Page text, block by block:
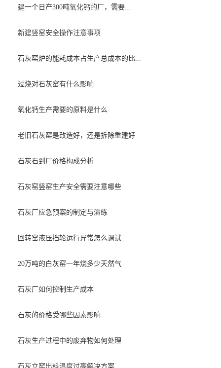
建一个日产300吨氧化钙的厂，需要...
新建竖窑安全操作注意事项
石灰窑炉的能耗成本占生产总成本的比...
过烧对石灰窑有什么影响
氧化钙生产需要的原料是什么
老旧石灰窑是改造好，还是拆除重建好
石灰石到厂价格构成分析
石灰窑竖窑生产安全需要注意哪些
石灰厂应急预案的制定与演练
回转窑液压挡轮运行异常怎么调试
20万吨的白灰窑一年烧多少天然气
石灰厂如何控制生产成本
石灰的价格受哪些因素影响
石灰生产过程中的废弃物如何处理
石灰立窑出料温度过高解决方案